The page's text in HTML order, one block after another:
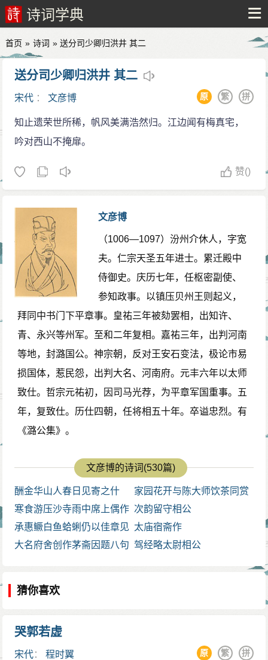
诗词学典
首页 » 诗词 » 送分司少卿归洪井 其二
送分司少卿归洪井 其二
宋代 ：文彦博 拼
繁
原
知止遗荣世所稀，帆风美满浩然归。江边闻有梅真宅，
吟对西山不掩扉。
赞()
文彦博
（1006—1097）汾州介休人，字宽
夫。仁宗天圣五年进士。累迁殿中
侍御史。庆历七年，任枢密副使、
参知政事。以镇压贝州王则起义，
拜同中书门下平章事。皇祐三年被劾罢相，出知许、
青、永兴等州军。至和二年复相。嘉祐三年，出判河南
等地，封潞国公。神宗朝，反对王安石变法，极论市易
损国体，惹民怨，出判大名、河南府。元丰六年以太师
致仕。哲宗元祐初，因司马光荐，为平章军国重事。五
年，复致仕。历仕四朝，任将相五十年。卒谥忠烈。有
《潞公集》。
文彦博的诗词(530篇)
酬金华山人春日见寄之什
家园花开与陈大师饮茶同赏
呈伯寿
寒食游压沙寺雨中席上偶作
其二
次韵留守相公
承惠鳜白鱼蛤蜊仍以佳章见
示并深珍感辄依来韵奉和且
太庙宿斋作
大名府舍创作茅斋因题八句 驾经略太尉相公
猜你喜欢
哭郭若虚
宋代：程时翼 拼
繁
原